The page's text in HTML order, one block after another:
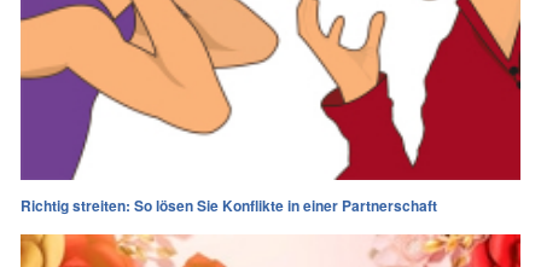
Richtig streiten: So lösen Sie Konflikte in einer Partnerschaft